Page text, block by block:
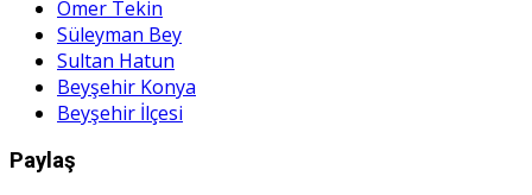
Ömer Tekin
Süleyman Bey
Sultan Hatun
Beyşehir Konya
Beyşehir İlçesi
Paylaş